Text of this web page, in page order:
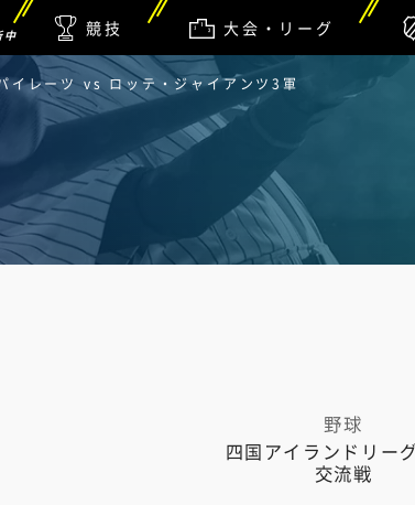
中 競技 大会・リーグ
イレーツ vs ロッテ・ジャイアンツ3軍
野球
四国アイランドリー
交流戦